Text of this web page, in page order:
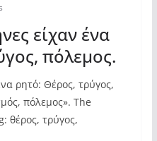
είχαν ένα
πόλεμος.
ρητό: Θέρος, τρύγος,
πόλεμος». The
θέρος, τρύγος,